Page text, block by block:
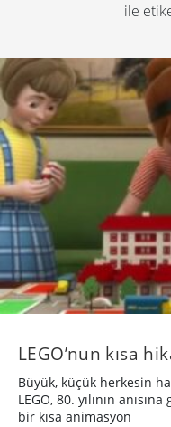
ile
LEGO’nun kısa
Büyük, küçük herkesin
LEGO, 80. yılının
bir kısa animasyon